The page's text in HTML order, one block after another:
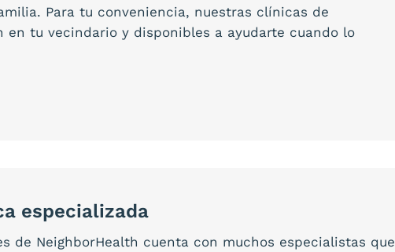
Para tu conveniencia, nuestras clínicas de
en tu vecindario y disponibles a ayudarte cuando lo
especializada
de NeighborHealth cuenta con muchos especialistas que